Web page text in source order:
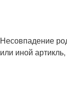
Несовпадение
или иной